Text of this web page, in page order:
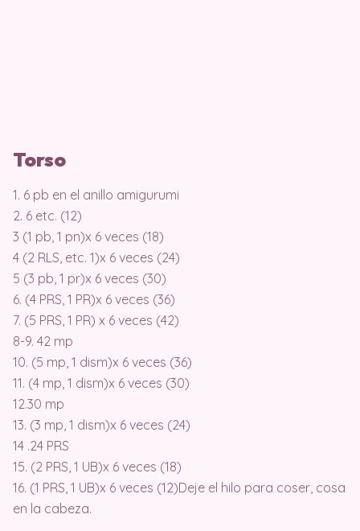
Torso
1. 6 pb en el anillo amigurumi
2. 6 etc. (12)
3 (1 pb, 1 pn)x 6 veces (18)
4 (2 RLS, etc. 1)x 6 veces (24)
5 (3 pb, 1 pr)x 6 veces (30)
6. (4 PRS, 1 PR)x 6 veces (36)
7. (5 PRS, 1 PR) x 6 veces (42)
8-9. 42 mp
10. (5 mp, 1 dism)x 6 veces (36)
11. (4 mp, 1 dism)x 6 veces (30)
12.30 mp
13. (3 mp, 1 dism)x 6 veces (24)
14 .24 PRS
15. (2 PRS, 1 UB)x 6 veces (18)
16. (1 PRS, 1 UB)x 6 veces (12)Deje el hilo para coser, cosa
en la cabeza.